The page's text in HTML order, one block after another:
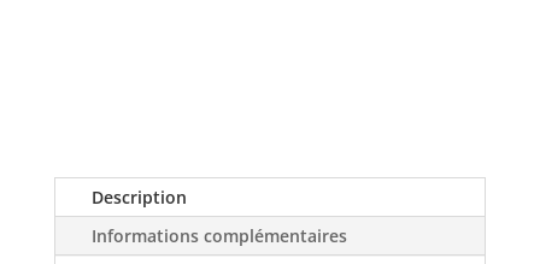
Description
Informations complémentaires